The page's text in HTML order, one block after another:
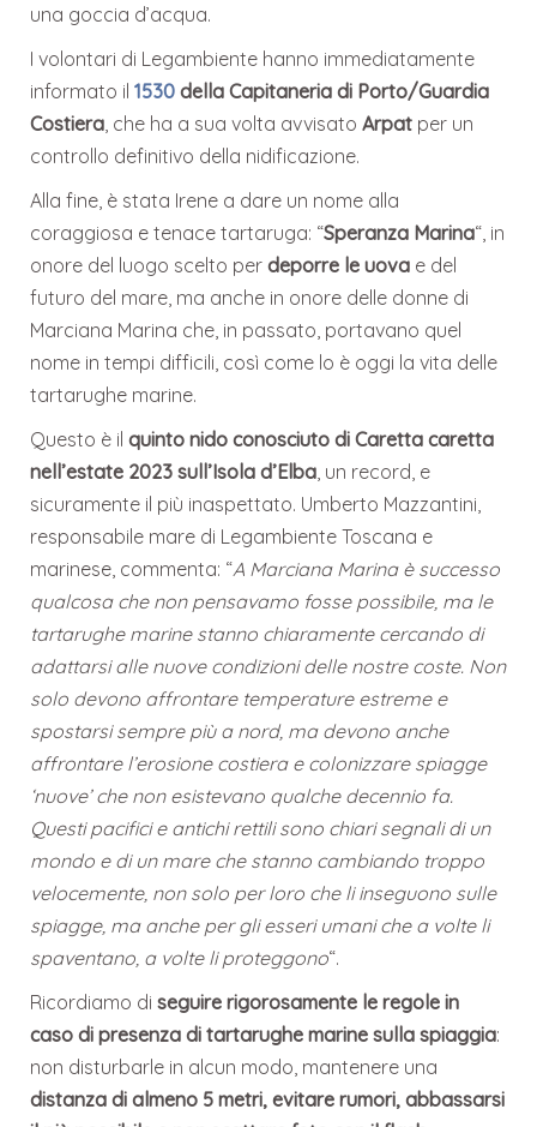
una goccia d’acqua.
I volontari di Legambiente hanno immediatamente
informato il1530 della Capitaneria di Porto/Guardia
Costiera, che ha a sua volta avvisatoArpat per un
controllo definitivo della nidificazione.
Alla fine, è stata Irene a dare un nome alla
coraggiosa e tenace tartaruga: “Speranza Marina“, in
onore del luogo scelto perdeporre le uova e del
futuro del mare, ma anche in onore delle donne di
Marciana Marina che, in passato, portavano quel
nome in tempi difficili, così come lo è oggi la vita delle
tartarughe marine.
Questo è ilquinto nido conosciuto di Caretta caretta
nell’estate 2023 sull’Isola d’Elba, un record, e
sicuramente il più inaspettato. Umberto Mazzantini,
responsabile mare di Legambiente Toscana e
marinese, commenta: “A Marciana Marina è successo
qualcosa che non pensavamo fosse possibile, ma le
tartarughe marine stanno chiaramente cercando di
adattarsi alle nuove condizioni delle nostre coste. Non
solo devono affrontare temperature estreme e
spostarsi sempre più a nord, ma devono anche
affrontare l’erosione costiera e colonizzare spiagge
‘nuove’ che non esistevano qualche decennio fa.
Questi pacifici e antichi rettili sono chiari segnali di un
mondo e di un mare che stanno cambiando troppo
velocemente, non solo per loro che li inseguono sulle
spiagge, ma anche per gli esseri umani che a volte li
spaventano, a volte li proteggono“.
Ricordiamo diseguire rigorosamente le regole in
caso di presenza di tartarughe marine sulla spiaggia:
non disturbarle in alcun modo, mantenere una
distanza di almeno 5 metri, evitare rumori, abbassarsi